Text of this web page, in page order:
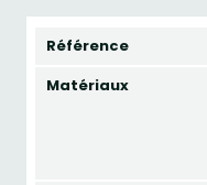
Référence
Matériaux